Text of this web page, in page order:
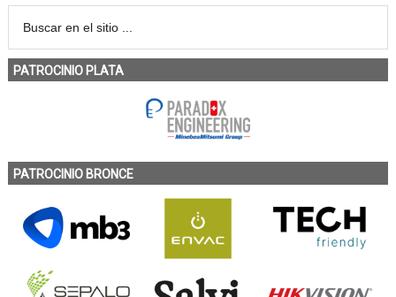
PATROCINIO PLATA
PATROCINIO BRONCE